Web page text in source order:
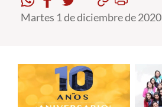
Estudiantes
Alumni
Martes 1 de diciembre de 2020